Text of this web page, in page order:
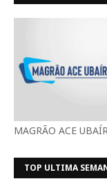
MAGRÃO ACE
TOP ULTIMA